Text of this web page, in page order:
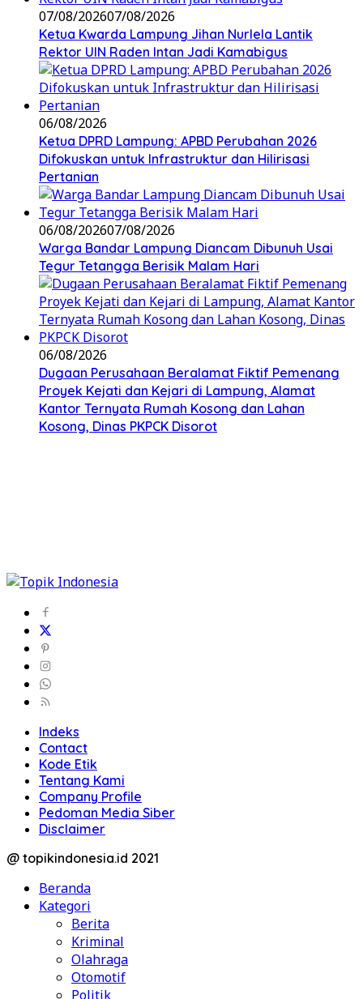
07/08/202607/08/2026
Ketua Kwarda Lampung Jihan Nurlela Lantik
Rektor UIN Raden Intan Jadi Kamabigus
06/08/2026
Ketua DPRD Lampung: APBD Perubahan 2026
Difokuskan untuk Infrastruktur dan Hilirisasi
Pertanian
06/08/202607/08/2026
Warga Bandar Lampung Diancam Dibunuh Usai
Tegur Tetangga Berisik Malam Hari
06/08/2026
Dugaan Perusahaan Beralamat Fiktif Pemenang
Proyek Kejati dan Kejari di Lampung, Alamat
Kantor Ternyata Rumah Kosong dan Lahan
Kosong, Dinas PKPCK Disorot
Indeks
Contact
Kode Etik
Tentang Kami
Company Profile
Pedoman Media Siber
Disclaimer
@ topikindonesia.id 2021
Beranda
Kategori
Berita
Kriminal
Olahraga
Otomotif
Politik